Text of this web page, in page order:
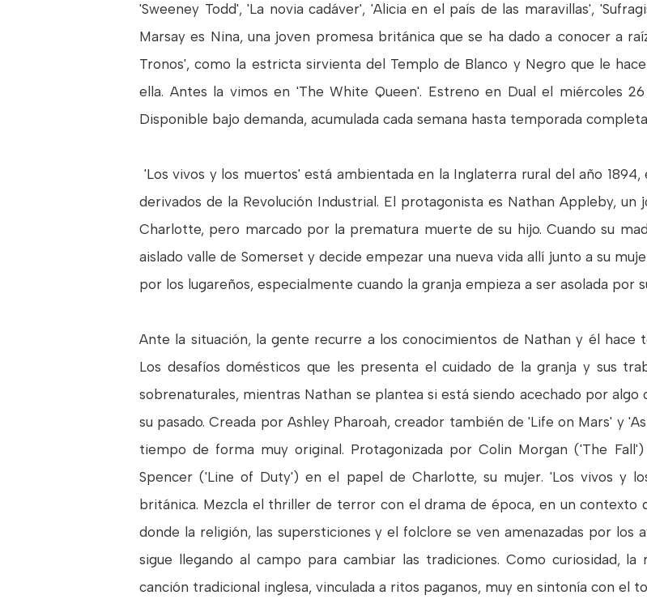
'Sweeney Todd', 'La novia cadáver', 'Alicia en el país de las maravillas',
Marsay es Nina, una joven promesa británica que se ha dado a conocer a
Tronos', como la estricta sirvienta del Templo de Blanco y Negro que le
ella. Antes la vimos en 'The White Queen'. Estreno en Dual el miércoles
Disponible bajo demanda, acumulada cada semana hasta temporada completa
'Los vivos y los muertos' está ambientada en la Inglaterra rural del año
derivados de la Revolución Industrial. El protagonista es Nathan Appleby,
Charlotte, pero marcado por la prematura muerte de su hijo. Cuando su
aislado valle de Somerset y decide empezar una nueva vida allí junto a su
por los lugareños, especialmente cuando la granja empieza a ser asolada por
Ante la situación, la gente recurre a los conocimientos de Nathan y él hace
Los desafíos domésticos que les presenta el cuidado de la granja y sus
sobrenaturales, mientras Nathan se plantea si está siendo acechado por algo
su pasado. Creada por Ashley Pharoah, creador también de 'Life on Mars' y
tiempo de forma muy original. Protagonizada por Colin Morgan ('The
Spencer ('Line of Duty') en el papel de Charlotte, su mujer. 'Los vivos y
británica. Mezcla el thriller de terror con el drama de época, en un contexto
donde la religión, las supersticiones y el folclore se ven amenazadas por los
sigue llegando al campo para cambiar las tradiciones. Como curiosidad,
canción tradicional inglesa, vinculada a ritos paganos, muy en sintonía con el